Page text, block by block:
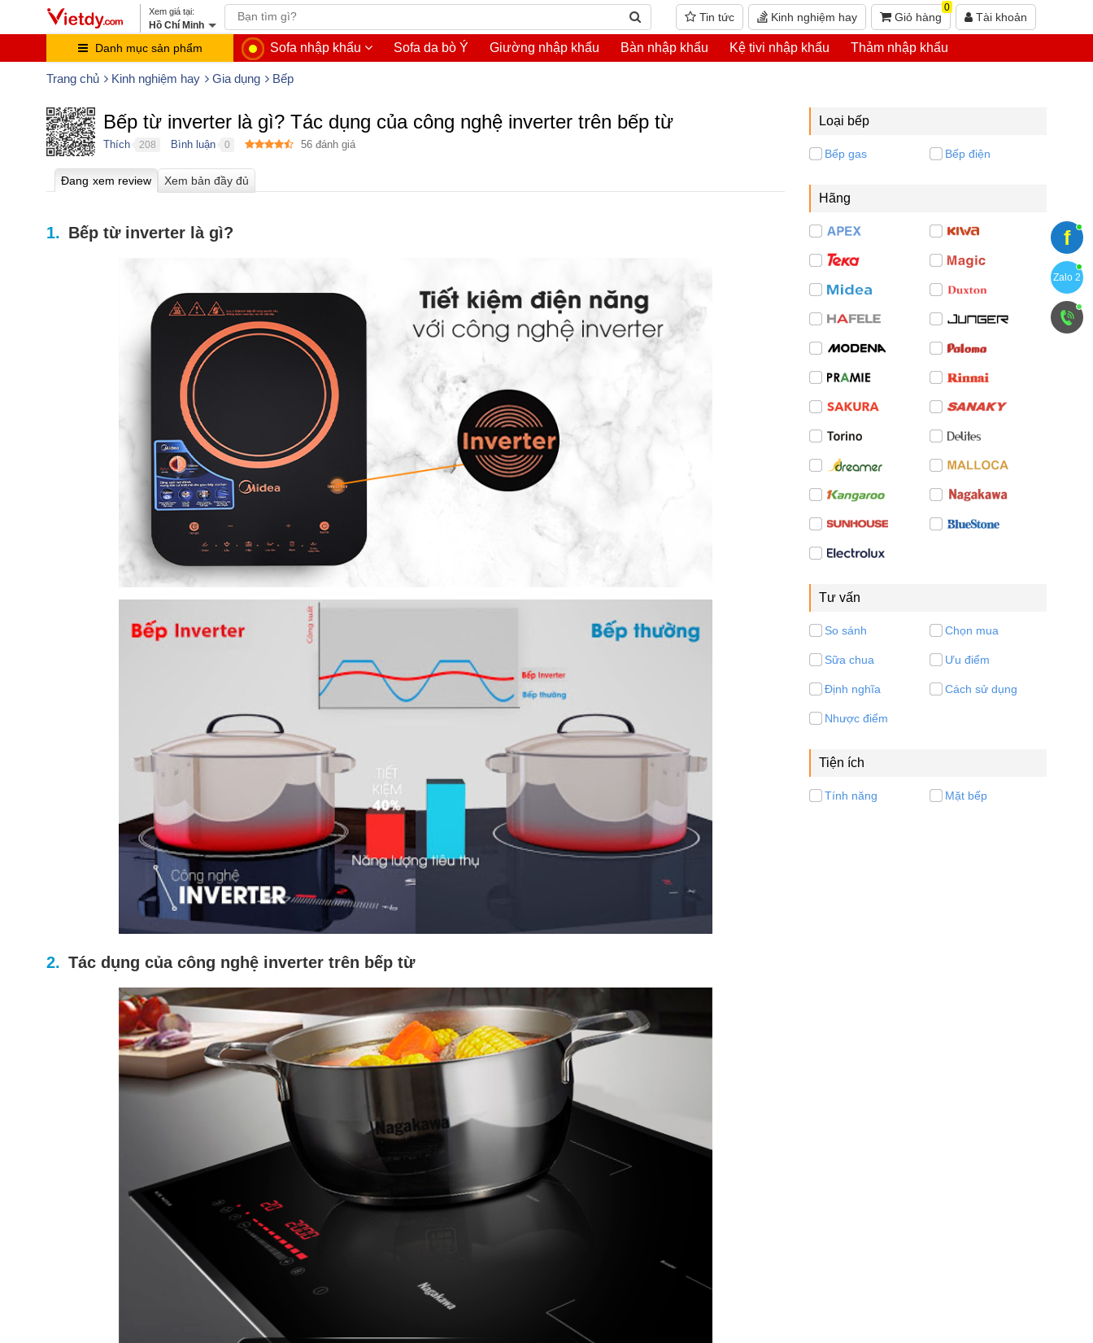
Hồ Chí Minh
Tin tức Kinh nghiệm hay Giỏ hàng
0
Tài khoản
Danh mục sản phẩm Sofa nhập khẩu Sofa da bò Ý Giường nhập khẩu Bàn nhập khẩu Kệ tivi nhập khẩu Thảm nhập khẩu
Trang chủ Kinh nghiệm hay Gia dụng Bếp
Loại bếp
Bếp gas Bếp điện
Hãng
Tư vấn
So sánh Chọn mua
Sữa chua Ưu điểm
Định nghĩa Cách sử dụng
Nhược điểm
Tiện ích
Tính năng Mặt bếp
Bếp từ inverter là gì? Tác dụng của công nghệ inverter trên bếp từ
Thích 208 Bình luận 0 56 đánh giá
Bếp từ inverter là gì?
Tác dụng của công nghệ inverter trên bếp từ
f
Zalo 2